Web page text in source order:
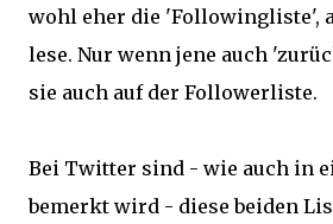
wohl eher die 'Followingliste',
lese. Nur wenn jene auch
sie auch auf der Followerliste.
Bei Twitter sind - wie auch in
bemerkt wird - diese beiden